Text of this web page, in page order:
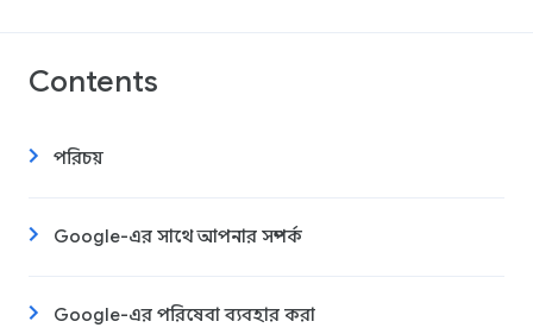
Contents
পরিচয়
Google-এর সাথে আপনার সম্পর্ক
Google-এর পরিষেবা ব্যবহার করা